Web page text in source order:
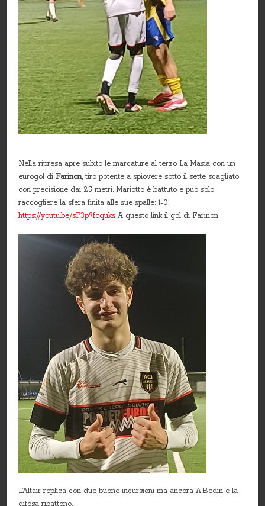
Nella ripresa apre subito le marcature al terzo La Masia con un
eurogol di Farinon,tiro potente a spiovere sotto il sette scagliato
con precisione dai 25 metri. Mariotto è battuto e può solo
raccogliere la sfera finita alle sue spalle: 1-0!
https://youtu.be/sP3p9fcquks A questo link il gol di Farinon
L’Altair replica con due buone incursioni ma ancora A.Bedin e la
difesa ribattono.